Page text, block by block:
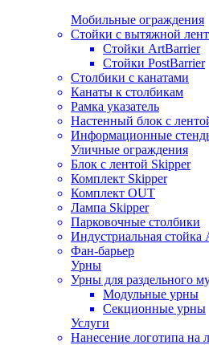
Мобильные ограждения
Стойки с вытяжной
Стойки ArtBarrier
Стойки PostBarrier
Столбики с канатами
Канаты к столбикам
Рамка указатель
Настенный блок с
Информационные
Уличные ограждения
Блок с лентой Skipper
Комплект Skipper
Комплект OUT
Лампа Skipper
Парковочные столбики
Индустриальная стойка
Фан-барьер
Урны
Урны для раздельного
Модульные урны
Секционные урны
Услуги
Нанесение логотипа на